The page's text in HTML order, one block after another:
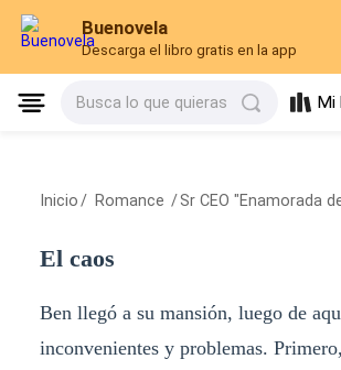
Buenovela
Descarga el libro gratis en la app
Busca lo que quieras Mi
Inicio / Romance /Sr CEO "Enamorada
El caos
Ben llegó a su mansión, luego de
inconvenientes y problemas.